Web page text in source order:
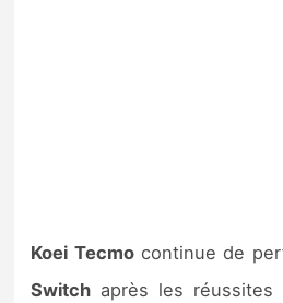
Koei Tecmocontinue de
Switch après les réussites